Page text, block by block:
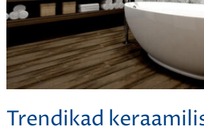
Trendikad